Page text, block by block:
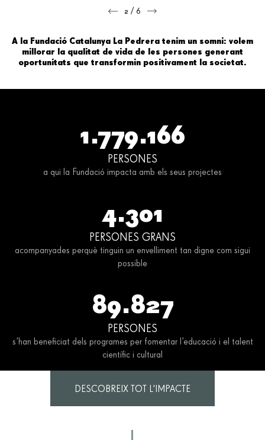
2 / 6
A la Fundació Catalunya La Pedrera tenim un somni: volem
millorar la qualitat de vida de les persones generant
oportunitats que transformin positivament la societat.
1.779.166
PERSONES
a qui la Fundació impacta amb els seus projectes
4.301
PERSONES GRANS
acompanyades perquè tinguin un envelliment tan digne com sigui
possible
89.827
PERSONES
s’han beneficiat dels programes per fomentar l’educació i el talent
científic i cultural
DESCOBREIX TOT L'IMPACTE